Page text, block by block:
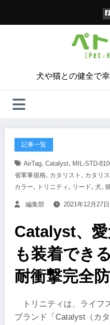
犬や猫との健全で
記事一覧
AirTag, Catalyst, MIL-STD-
省軍事規格, カタリスト , カタリ
カラー, トリニティ , リード, 犬,
編集部 2021年12月27日
Catalyst、
も装着でき
耐衝撃完全
トリニティは、ライ
ブランド「Catalyst（カ